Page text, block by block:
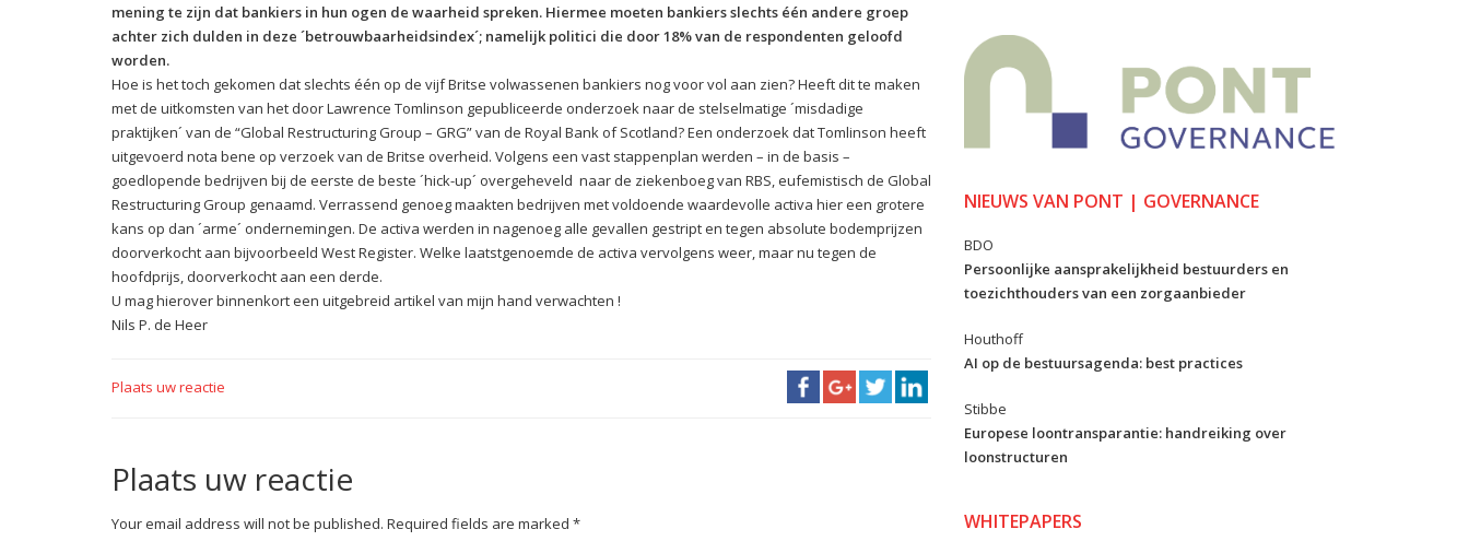
mening te zijn dat bankiers in hun ogen de waarheid spreken. Hiermee moeten bankiers slechts één andere groep
achter zich dulden in deze ´betrouwbaarheidsindex´; namelijk politici die door 18% van de respondenten geloofd
worden.
Hoe is het toch gekomen dat slechts één op de vijf Britse volwassenen bankiers nog voor vol aan zien? Heeft dit te maken
met de uitkomsten van het door Lawrence Tomlinson gepubliceerde onderzoek naar de stelselmatige ´misdadige
praktijken´ van de “Global Restructuring Group – GRG” van de Royal Bank of Scotland? Een onderzoek dat Tomlinson heeft
uitgevoerd nota bene op verzoek van de Britse overheid. Volgens een vast stappenplan werden – in de basis –
goedlopende bedrijven bij de eerste de beste ´hick-up´ overgeheveld naar de ziekenboeg van RBS, eufemistisch de Global
Restructuring Group genaamd. Verrassend genoeg maakten bedrijven met voldoende waardevolle activa hier een grotere
kans op dan ´arme´ ondernemingen. De activa werden in nagenoeg alle gevallen gestript en tegen absolute bodemprijzen
doorverkocht aan bijvoorbeeld West Register. Welke laatstgenoemde de activa vervolgens weer, maar nu tegen de
hoofdprijs, doorverkocht aan een derde.
U mag hierover binnenkort een uitgebreid artikel van mijn hand verwachten !
Nils P. de Heer
Plaats uw reactie
Plaats uw reactie
Your email address will not be published. Required fields are marked *
NIEUWS VAN PONT | GOVERNANCE
BDO
Persoonlijke aansprakelijkheid bestuurders en
toezichthouders van een zorgaanbieder
Houthoff
AI op de bestuursagenda: best practices
Stibbe
Europese loontransparantie: handreiking over
loonstructuren
WHITEPAPERS